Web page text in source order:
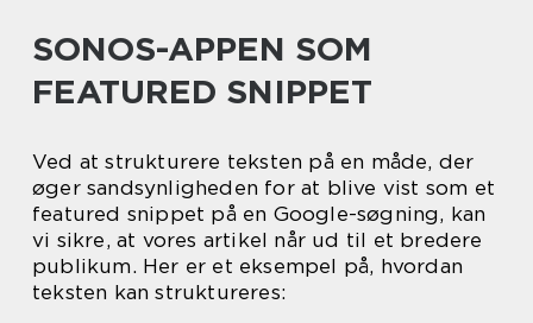
SONOS-APPEN SOM
FEATURED SNIPPET
Ved at strukturere teksten på en måde, der
øger sandsynligheden for at blive vist som et
featured snippet på en Google-søgning, kan
vi sikre, at vores artikel når ud til et bredere
publikum. Her er et eksempel på, hvordan
teksten kan struktureres: